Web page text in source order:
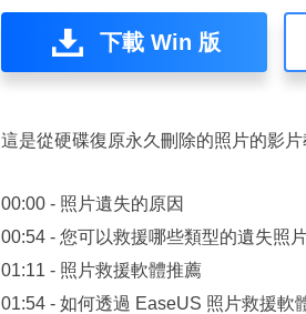
下載 Win 版
這是從硬碟復原永久刪除的照片的影片
00:00 - 照片遺失的原因
00:54 - 您可以救援哪些類型的遺失照
01:11 - 照片救援軟體推薦
01:54 - 如何透過 EaseUS 照片救援軟